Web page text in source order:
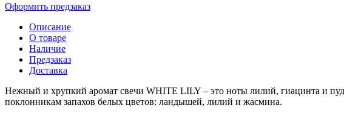
Оформить предзаказ
Описание
О товаре
Наличие
Предзаказ
Доставка
Нежный и хрупкий аромат свечи WHITE LILY – это ноты лилий, гиацинта и
поклонникам запахов белых цветов: ландышей, лилий и жасмина.